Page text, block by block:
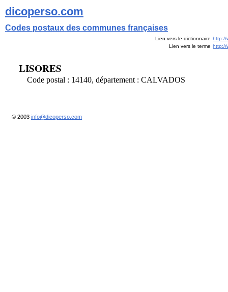
dicoperso.com
Codes postaux des communes françaises
Lien vers le dictionnaire http://
Lien vers le terme http://
LISORES
Code postal : 14140, département : CALVADOS
© 2003 info@dicoperso.com